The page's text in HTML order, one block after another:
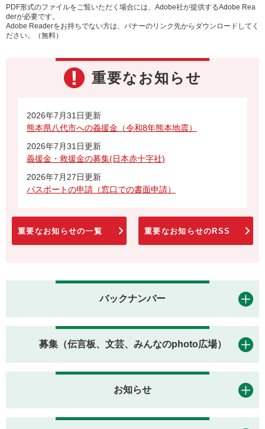
PDF形式のファイルをご覧いただく場合には、Adobe社が提供するAdobe Rea
derが必要です。
Adobe Readerをお持ちでない方は、バナーのリンク先からダウンロードしてく
ださい。（無料）
重要なお知らせ
2026年7月31日更新
熊本県八代市への義援金（令和8年熊本地震）
2026年7月31日更新
義援金・救援金の募集(日本赤十字社)
2026年7月27日更新
パスポートの申請（窓口での書面申請）
重要なお知らせの一覧 重要なお知らせのRSS
バックナンバー
募集（伝言板、文芸、みんなのphoto広場）
お知らせ